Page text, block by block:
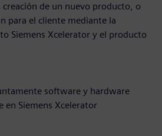
de un nuevo producto, o
para el cliente mediante la
Siemens Xcelerator y el producto
software y hardware
Siemens Xcelerator